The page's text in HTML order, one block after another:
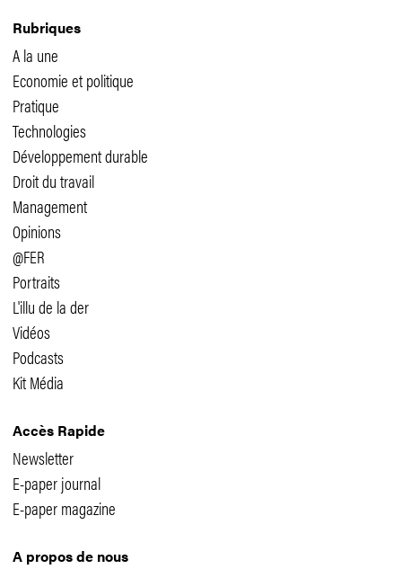
Rubriques
A la une
Economie et politique
Pratique
Technologies
Développement durable
Droit du travail
Management
Opinions
@FER
Portraits
L'illu de la der
Vidéos
Podcasts
Kit Média
Accès Rapide
Newsletter
E-paper journal
E-paper magazine
A propos de nous